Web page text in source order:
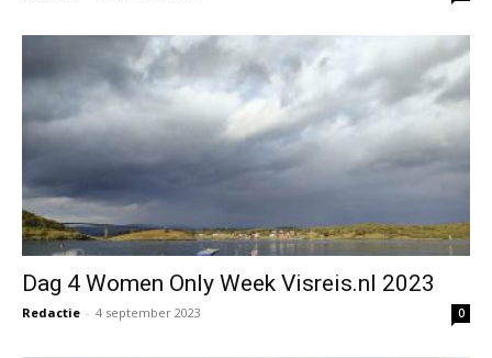
Dag 4 Women Only Week Visreis.nl 2023
Redactie - 4 september 2023 0